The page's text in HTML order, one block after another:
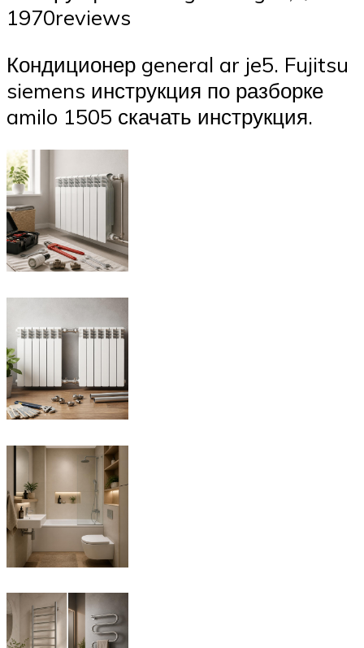
1970reviews
Кондиционер general ar je5. Fujitsu
siemens инструкция по разборке
amilo 1505 скачать инструкция.